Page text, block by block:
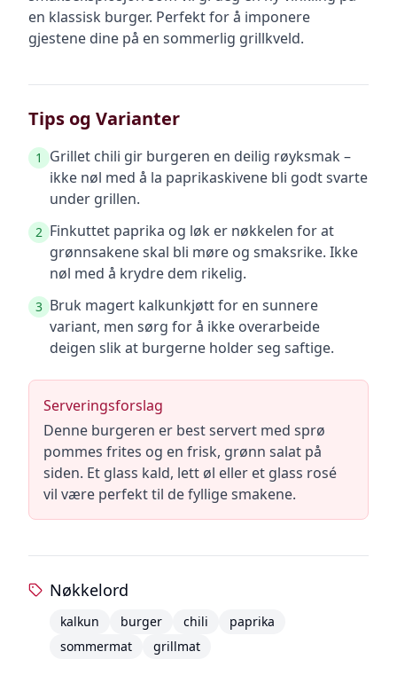
en klassisk burger. Perfekt for å imponere
gjestene dine på en sommerlig grillkveld.
Tips og Varianter
1
Grillet chili gir burgeren en deilig røyksmak –
ikke nøl med å la paprikaskivene bli godt svarte
under grillen.
2 Finkuttet paprika og løk er nøkkelen for at
grønnsakene skal bli møre og smaksrike. Ikke
nøl med å krydre dem rikelig.
3 Bruk magert kalkunkjøtt for en sunnere
variant, men sørg for å ikke overarbeide
deigen slik at burgerne holder seg saftige.
Serveringsforslag
Denne burgeren er best servert med sprø
pommes frites og en frisk, grønn salat på
siden. Et glass kald, lett øl eller et glass rosé
vil være perfekt til de fyllige smakene.
Nøkkelord
kalkun burger chili
paprika
sommermat
grillmat